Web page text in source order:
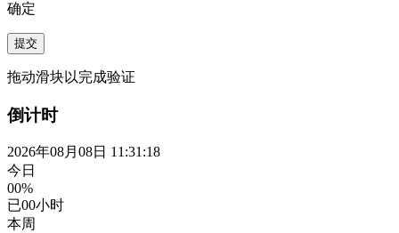
确定
提交
拖动滑块以完成验证
倒计时
2026年08月08日 11:31:19
今日
00%
已00小时
本周